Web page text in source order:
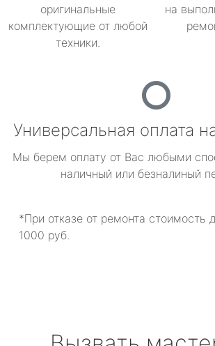
оригинальные
комплектующие от любой
техники.
на
Универсальная оплата
Мы берем оплату от Вас любыми
наличный или безналиный
*При отказе от ремонта стоимость
1000 руб.